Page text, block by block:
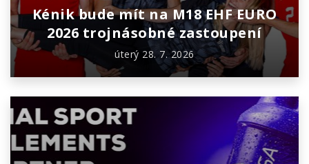
Kénik bude mít na M18 EHF EURO
2026 trojnásobné zastoupení
úterý 28. 7. 2026